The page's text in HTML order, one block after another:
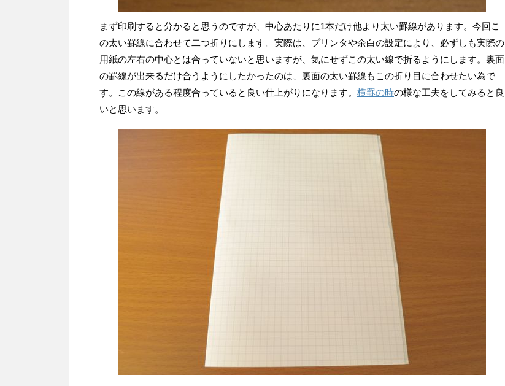
まず印刷すると分かると思うのですが、中心あたりに1本だけ他より太い罫線があります。今回こ
の太い罫線に合わせて二つ折りにします。実際は、プリンタや余白の設定により、必ずしも実際の
用紙の左右の中心とは合っていないと思いますが、気にせずこの太い線で折るようにします。裏面
の罫線が出来るだけ合うようにしたかったのは、裏面の太い罫線もこの折り目に合わせたい為で
す。この線がある程度合っていると良い仕上がりになります。 横罫の時の様な工夫をしてみると良
いと思います。